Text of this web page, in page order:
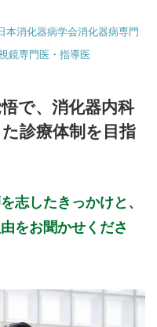
消化器病学会消化器病専門
鏡専門医・指導医
で、消化器内科
診療体制を目指
志したきっかけと、
をお聞かせくださ